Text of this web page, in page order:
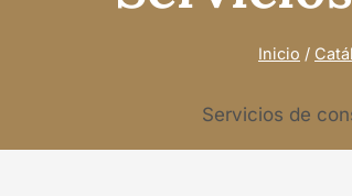
Inicio /
Servicios de